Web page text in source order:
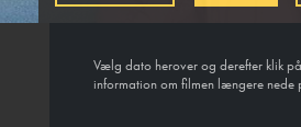
Vælg dato herover og derefter klik
information om filmen længere nede